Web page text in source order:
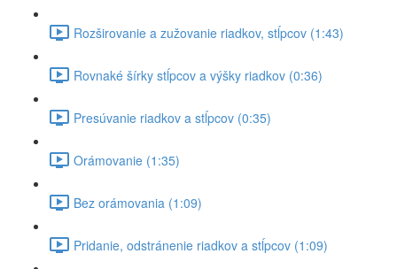
Rozširovanie a zužovanie riadkov, stĺpcov (1:43)
Rovnaké šírky stĺpcov a výšky riadkov (0:36)
Presúvanie riadkov a stĺpcov (0:35)
Orámovanie (1:35)
Bez orámovania (1:09)
Pridanie, odstránenie riadkov a stĺpcov (1:09)